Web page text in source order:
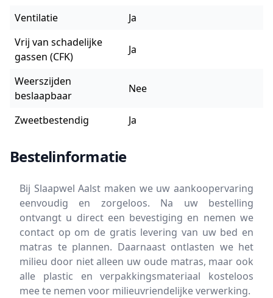
Ventilatie
Ja
Vrij van schadelijke
gassen (CFK)
Ja
Weerszijden
beslaapbaar
Nee
Zweetbestendig Ja
Bestelinformatie
Bij Slaapwel Aalst maken we uw aankoopervaring
eenvoudig en zorgeloos. Na uw bestelling
ontvangt u direct een bevestiging en nemen we
contact op om de gratis levering van uw bed en
matras te plannen. Daarnaast ontlasten we het
milieu door niet alleen uw oude matras, maar ook
alle plastic en verpakkingsmateriaal kosteloos
mee te nemen voor milieuvriendelijke verwerking.